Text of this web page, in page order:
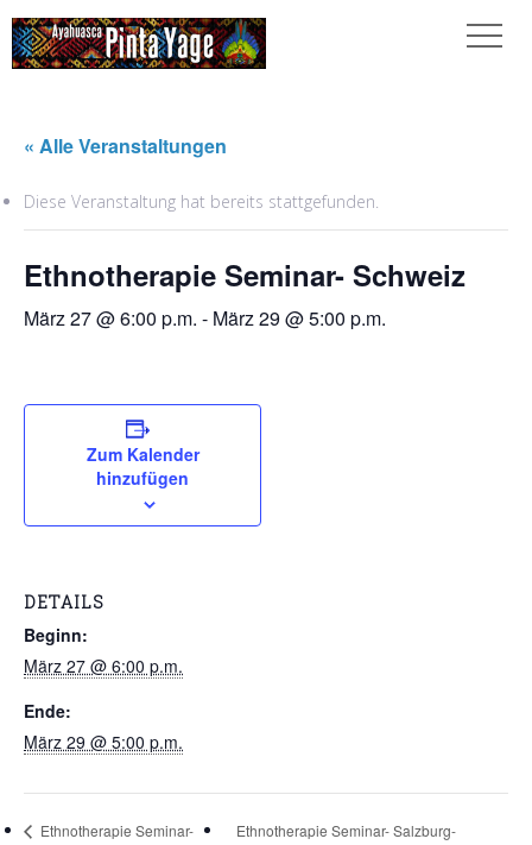
« Alle Veranstaltungen
Diese Veranstaltung hat bereits stattgefunden.
Ethnotherapie Seminar- Schweiz
März 27 @ 6:00 p.m. - März 29 @ 5:00 p.m.
Zum Kalender
hinzufügen
DETAILS
Beginn:
März 27 @ 6:00 p.m.
Ende:
März 29 @ 5:00 p.m.
Ethnotherapie Seminar-
Ethnotherapie Seminar- Salzburg-